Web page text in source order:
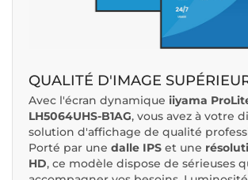
QUALITÉ D'IMAGE
Avec l'écran dynamique iiyama
LH5064UHS-B1AG, vous avez à votre
solution d'affichage de qualité
Porté par une dalle IPS et une
HD, ce modèle dispose de sérieuses